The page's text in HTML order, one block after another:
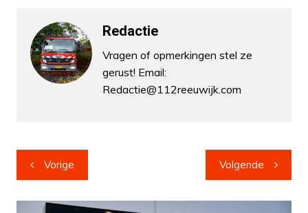
Redactie
Vragen of opmerkingen stel ze
gerust! Email:
Redactie@112reeuwijk.com
Bericht
navigatie
Vorige Volgende